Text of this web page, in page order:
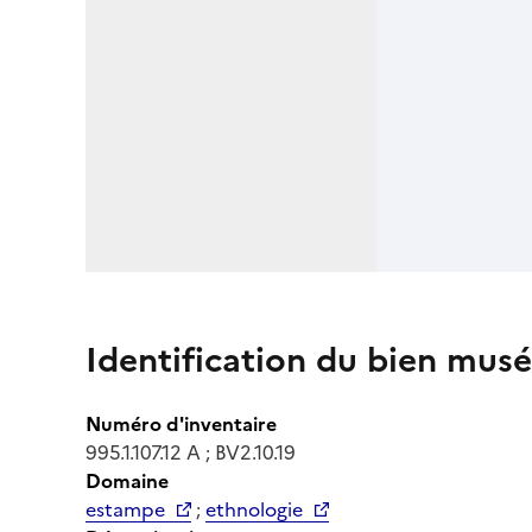
Identification du bien
Numéro d'inventaire
995.1.107.12 A ; BV2.10.19
Domaine
estampe
;ethnologie